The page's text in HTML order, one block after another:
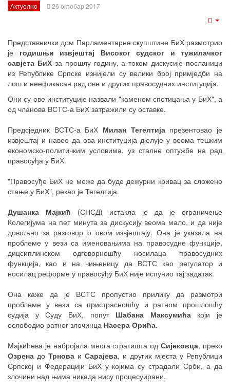
Актуелно 26 октобар 2017
Представнички дом Парламентарне скупштине БиХ размотрио
је годишњи извјештај Високог судског и тужилачког
савјета БиХза прошлу годину, а током дискусије посланици
из Републике Српске изнијели су велики број примједби на
лош и неефикасан рад ове и других правосудних институција.
Они су ове институције назвали "каменом спотицања у БиХ", а
од чланова ВСТС-а БиХ затражили су оставке.
Предсједник ВСТС-а БиХ Милан Тегелтијапрезентовао је
извјештај и навео да ова институција дјелује у веома тешким
економско-политичким условима, уз сталне оптужбе на рад
правосуђа у БиХ.
"Правосуђе БиХ не може да буде дежурни кривац за сложено
стање у БиХ", рекао је Тегелтија.
Душанка Мајкић (СНСД) истакла је да је ограничење
Колегијума на пет минута за дискусију веома мало, и да није
довољно за разговор о овом извјештају. Она је указала на
проблеме у вези са именовањима на правосудне функције,
дицсиплинском одговорношћу носилаца правосудних
функција, као и на чињеницу да ВСТС као регулатор и
носилац реформе у правосуђу БиХ није испунио тај задатак.
Она каже да је ВСТС пропустио прилику да размотри
проблеме у вези са пристрасношћу и ратном прошлошћу
судија у Суду БиХ, попут Шабана Максумићакоји је
ослободио ратног злочинца Насера Орића.
Мајкићева је набројала многа стратишта одСијековца, преко
Озрена до Трнова и Сарајева, и других мјеста у Републици
Српској и Федерацији БиХ у којима су страдали Срби, а да
злочини над њима никада нису процесуирани.